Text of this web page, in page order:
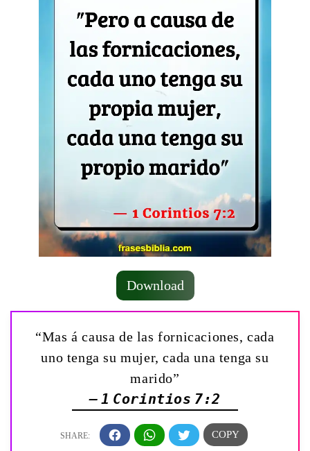
Download
“Mas á causa de las fornicaciones, cada
uno tenga su mujer, cada una tenga su
marido”
— 1 Corintios 7:2